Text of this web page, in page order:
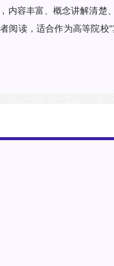
内容丰富、概念讲解清
阅读，适合作为高等院